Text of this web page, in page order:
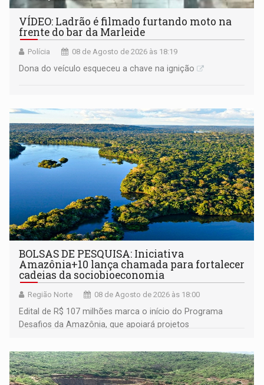
VÍDEO: Ladrão é filmado furtando moto na
frente do bar da Marleide
Polícia 08 de Agosto de 2026 às 18:19
Dona do veículo esqueceu a chave na ignição
BOLSAS DE PESQUISA: Iniciativa
Amazônia+10 lança chamada para fortalecer
cadeias da sociobioeconomia
Região Norte 08 de Agosto de 2026 às 18:00
Edital de R$ 107 milhões marca o início do Programa
Desafios da Amazônia, que apoiará projetos
submissão de pré-propostas poderá ser feita até 1º de
setembro